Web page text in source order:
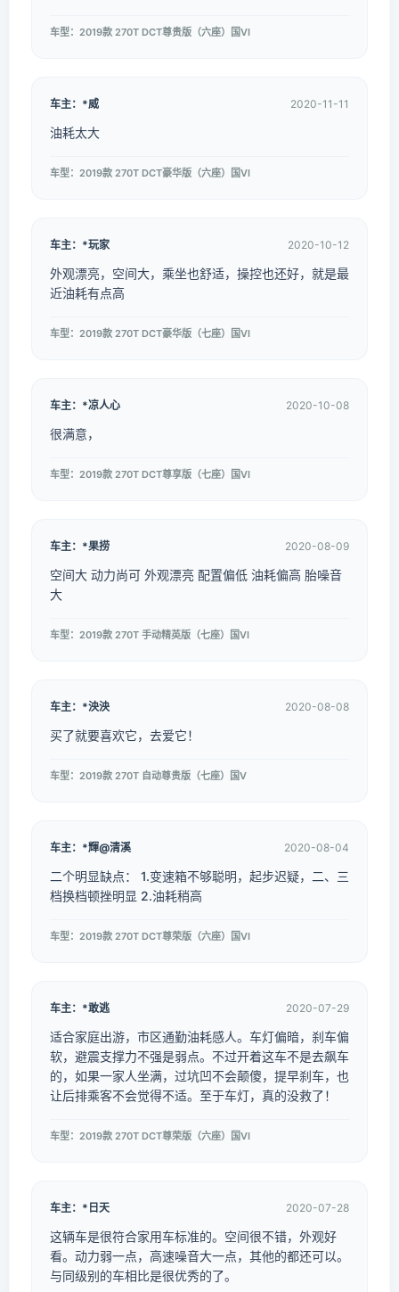
车型：2019款 270T DCT尊贵版（六座）国VI
车主：*威 2020-11-11
油耗太大
车型：2019款 270T DCT豪华版（六座）国VI
车主：*玩家 2020-10-12
外观漂亮，空间大，乘坐也舒适，操控也还好，就是最
近油耗有点高
车型：2019款 270T DCT豪华版（七座）国VI
车主：*凉人心 2020-10-08
很满意，
车型：2019款 270T DCT尊享版（七座）国VI
车主：*果捞 2020-08-09
空间大 动力尚可 外观漂亮 配置偏低 油耗偏高 胎噪音
大
车型：2019款 270T 手动精英版（七座）国VI
车主：*泱泱 2020-08-08
买了就要喜欢它，去爱它！
车型：2019款 270T 自动尊贵版（七座）国V
车主：*輝@清溪 2020-08-04
二个明显缺点： 1.变速箱不够聪明，起步迟疑，二、三
档换档顿挫明显 2.油耗稍高
车型：2019款 270T DCT尊荣版（六座）国VI
车主：*敢逃 2020-07-29
适合家庭出游，市区通勤油耗感人。车灯偏暗，刹车偏
软，避震支撑力不强是弱点。不过开着这车不是去飙车
的，如果一家人坐满，过坑凹不会颠傻，提早刹车，也
让后排乘客不会觉得不适。至于车灯，真的没救了！
车型：2019款 270T DCT尊荣版（六座）国VI
车主：*日天 2020-07-28
这辆车是很符合家用车标准的。空间很不错，外观好
看。动力弱一点，高速噪音大一点，其他的都还可以。
与同级别的车相比是很优秀的了。